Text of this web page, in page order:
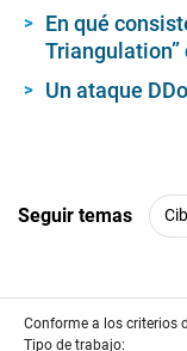
En qué
Un ataque
Seguir temas
Conforme a los criterios
Tipo de trabajo: